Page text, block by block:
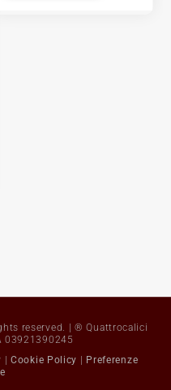
reserved. | ® Quattrocalici
03921390245
Cookie Policy
Preferenze